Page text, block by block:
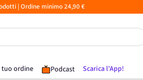
| Ordine minimo 24,90 €
tuo ordine Podcast Scarica l'App!